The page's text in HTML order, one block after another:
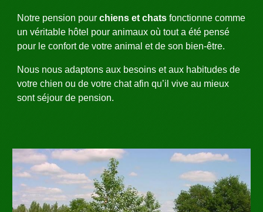
Notre pension pourchiens et chats fonctionne comme
un véritable hôtel pour animaux où tout a été pensé
pour le confort de votre animal et de son bien-être.
Nous nous adaptons aux besoins et aux habitudes de
votre chien ou de votre chat afin qu’il vive au mieux
sont séjour de pension.